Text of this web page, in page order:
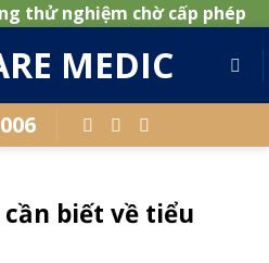
thử nghiệm chờ cấp phép
biết về tiểu